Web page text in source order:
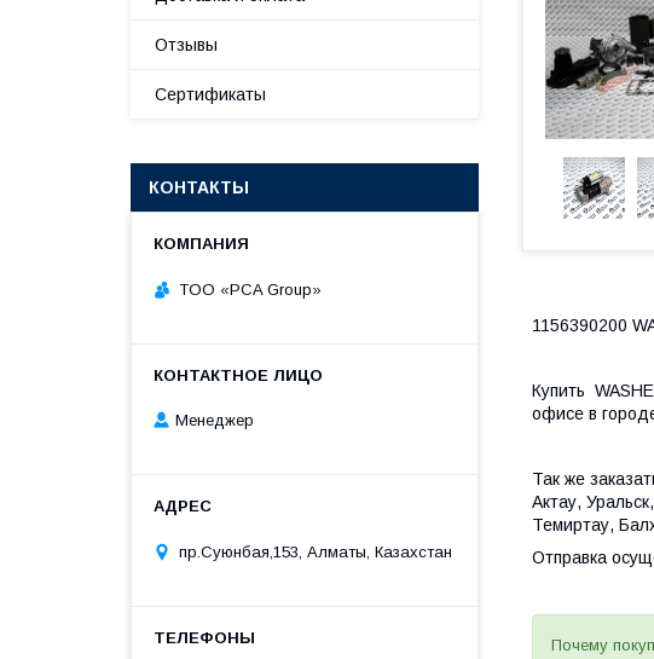
1156390200
Купить
офисе в
Так же
Актау,
Темиртау,
Отправка
Почему
Отзывы
Сертификаты
КОНТАКТЫ
TOO «PCA Group»
Менеджер
пр.Суюнбая,153, Алматы, Казахстан